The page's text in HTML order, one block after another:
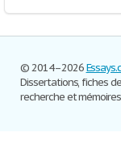
© 2014–2026
Dissertations, fiches
recherche et mémoires